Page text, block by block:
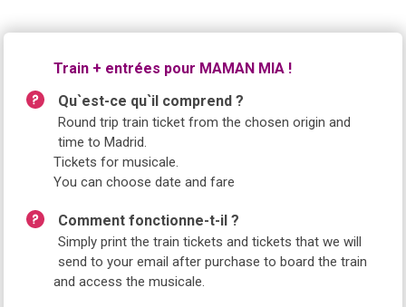
Train + entrées pour MAMAN MIA !
Qu`est-ce qu`il comprend ?
Round trip train ticket from the chosen origin and
time to Madrid.
Tickets for musicale.
You can choose date and fare
Comment fonctionne-t-il ?
Simply print the train tickets and tickets that we will
send to your email after purchase to board the train
and access the musicale.